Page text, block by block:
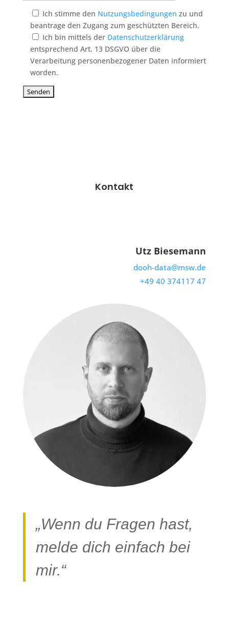
Ich stimme den Nutzungsbedingungen zu und
beantrage den Zugang zum geschützten Bereich.
Ich bin mittels der Datenschutzerklärung
entsprechend Art. 13 DSGVO über die
Verarbeitung personenbezogener Daten informiert
worden.
Kontakt
Utz Biesemann
dooh-data@msw.de
+49 40 374117 47
„Wenn du Fragen hast,
melde dich einfach bei
mir.“